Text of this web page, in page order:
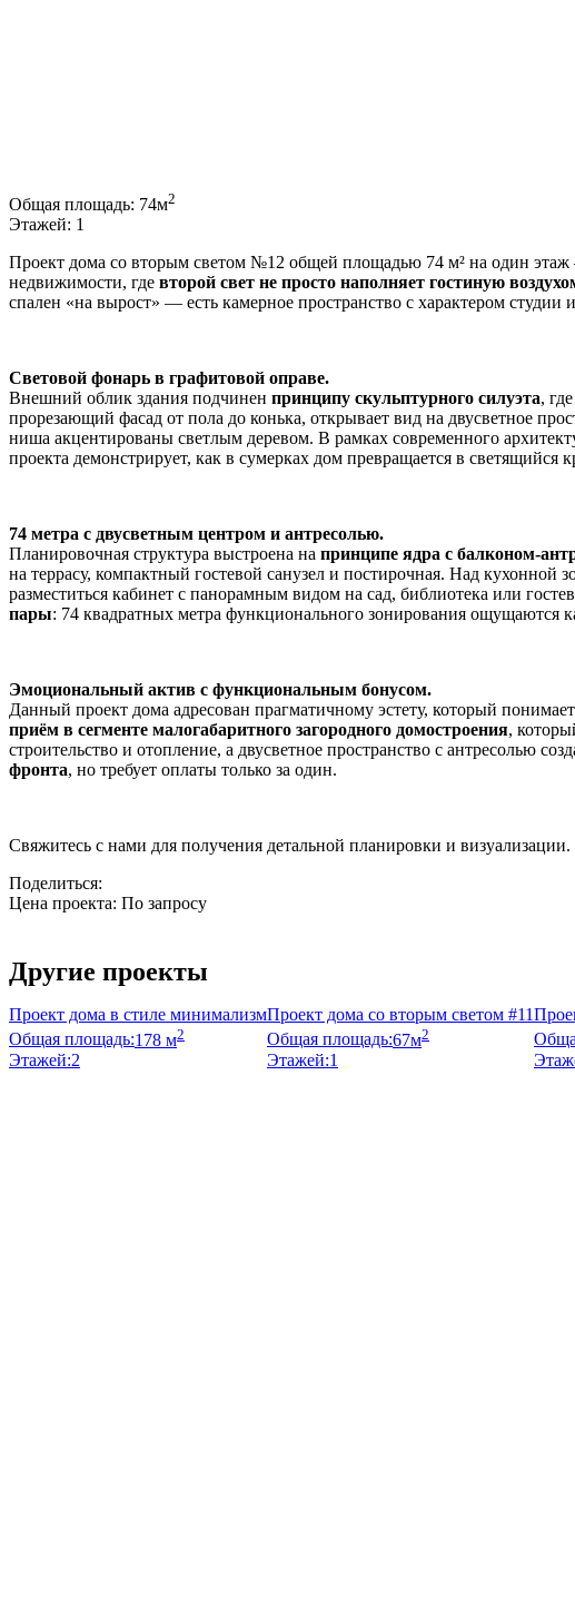
Общая площадь: 74м2
Этажей: 1
Проект дома со вторым светом №12 общей площадью 74 м² на один этаж
недвижимости, где второй свет не просто наполняет гостиную
спален «на вырост» — есть камерное пространство с характером
Световой фонарь в графитовой оправе.
Внешний облик здания подчинен принципу скульптурного силуэта,
прорезающий фасад от пола до конька, открывает вид на двусветное
ниша акцентированы светлым деревом. В рамках современного
проекта демонстрирует, как в сумерках дом превращается в
74 метра с двусветным центром и антресолью.
Планировочная структура выстроена на принципе ядра с балконом-
на террасу, компактный гостевой санузел и постирочная. Над кухонной
разместиться кабинет с панорамным видом на сад, библиотека или
пары: 74 квадратных метра функционального зонирования ощущаются
Эмоциональный актив с функциональным бонусом.
Данный проект дома адресован прагматичному эстету, который
приём в сегменте малогабаритного загородного домостроения,
строительство и отопление, а двусветное пространство с антресолью
фронта, но требует оплаты только за один.
Свяжитесь с нами для получения детальной планировки и
Поделиться:
Цена проекта: По запросу
Другие проекты
Проект дома в стиле минимализм
Общая площадь:178 м2
Этажей:2
Проект дома со вторым светом #11
Общая площадь:67м2
Этажей:1